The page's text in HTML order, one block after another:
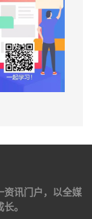
资讯门户，以全媒
。